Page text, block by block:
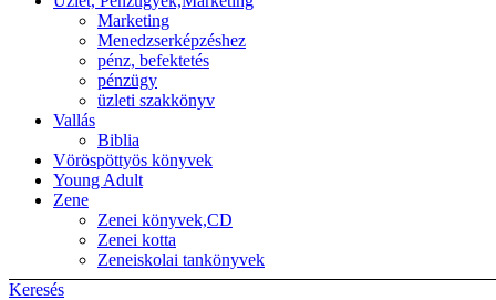
Keresés
Marketing
Menedzserképzéshez
pénz, befektetés
pénzügy
üzleti szakkönyv
Vallás
Biblia
Vöröspöttyös könyvek
Young Adult
Zene
Zenei könyvek,CD
Zenei kotta
Zeneiskolai tankönyvek